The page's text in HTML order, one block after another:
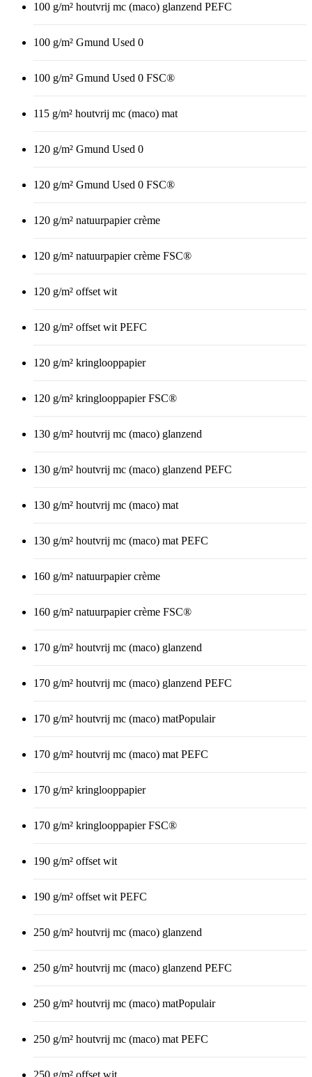
100 g/m² houtvrij mc (maco) glanzend PEFC
100 g/m² Gmund Used 0
100 g/m² Gmund Used 0 FSC®
115 g/m² houtvrij mc (maco) mat
120 g/m² Gmund Used 0
120 g/m² Gmund Used 0 FSC®
120 g/m² natuurpapier crème
120 g/m² natuurpapier crème FSC®
120 g/m² offset wit
120 g/m² offset wit PEFC
120 g/m² kringlooppapier
120 g/m² kringlooppapier FSC®
130 g/m² houtvrij mc (maco) glanzend
130 g/m² houtvrij mc (maco) glanzend PEFC
130 g/m² houtvrij mc (maco) mat
130 g/m² houtvrij mc (maco) mat PEFC
160 g/m² natuurpapier crème
160 g/m² natuurpapier crème FSC®
170 g/m² houtvrij mc (maco) glanzend
170 g/m² houtvrij mc (maco) glanzend PEFC
170 g/m² houtvrij mc (maco) matPopulair
170 g/m² houtvrij mc (maco) mat PEFC
170 g/m² kringlooppapier
170 g/m² kringlooppapier FSC®
190 g/m² offset wit
190 g/m² offset wit PEFC
250 g/m² houtvrij mc (maco) glanzend
250 g/m² houtvrij mc (maco) glanzend PEFC
250 g/m² houtvrij mc (maco) matPopulair
250 g/m² houtvrij mc (maco) mat PEFC